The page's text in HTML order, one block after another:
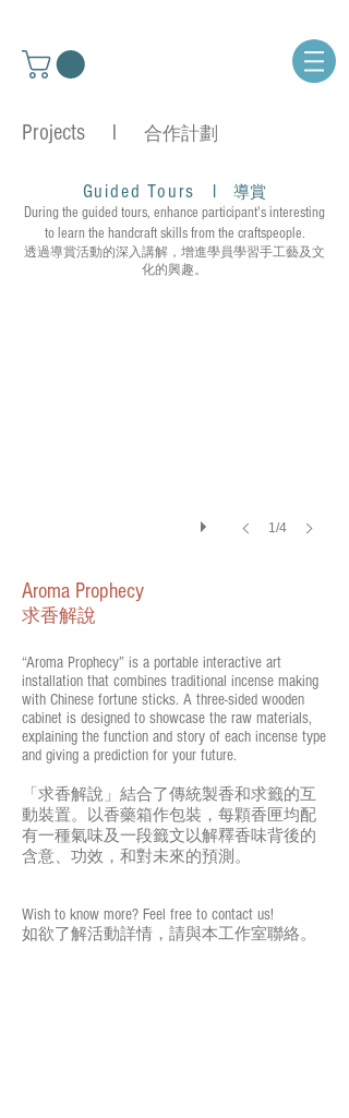
Projects l 合作計劃
Guided Tours l導賞
During the guided tours, enhance participant's interesting
to learn the handcraft skills from the craftspeople.
透過導賞活動的深入講解，增進學員學習手工藝及文
化的興趣。
Aroma Prophecy
1/4
Aroma Prophecy
求香解說
“Aroma Prophecy” is a portable interactive art
installation that combines traditional incense making
with Chinese fortune sticks. A three-sided wooden
cabinet is designed to showcase the raw materials,
explaining the function and story of each incense type
and giving a prediction for your future.
「求香解說」結合了傳統製香和求籤的互
動裝置。以香藥箱作包裝，每顆香匣均配
有一種氣味及一段籤文以解釋香味背後的
含意、功效，和對未來的預測。
Wish to know more? Feel free to contact us!
如欲了解活動詳情，請與本工作室聯絡。
尋香地圖